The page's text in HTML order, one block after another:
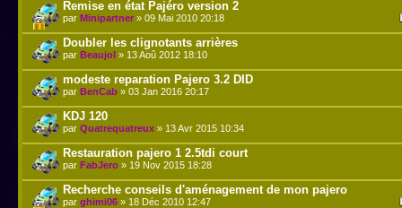
Remise en état Pajéro version 2
par Minipartner » 09 Mai 2010 20:18
Doubler les clignotants arrières
par Beaujol » 13 Aoû 2012 18:10
modeste reparation Pajero 3.2 DID
par BenCab » 03 Jan 2016 20:17
KDJ 120
par Quatrequatreux » 13 Avr 2015 10:34
Restauration pajero 1 2.5tdi court
par FabJero » 19 Nov 2015 18:28
Recherche conseils d'aménagement de mon pajero
par ghimi06 » 18 Déc 2010 12:47